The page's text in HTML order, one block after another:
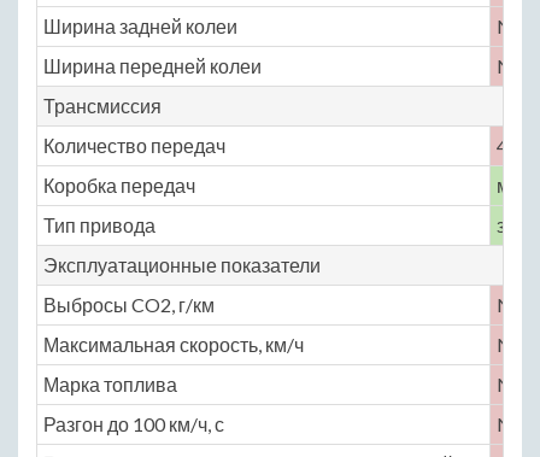
Ширина задней колеи
No
Ширина передней колеи
No
Трансмиссия
Количество передач
4
Коробка передач
Тип привода
Эксплуатационные показатели
Выбросы CO2, г/км
No
Максимальная скорость, км/ч
No
Марка топлива
No
Разгон до 100 км/ч, с
No